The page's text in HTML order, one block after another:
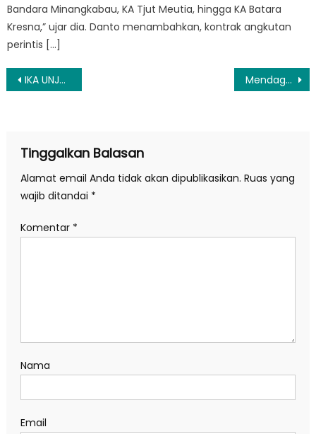
Bandara Minangkabau, KA Tjut Meutia, hingga KA Batara
Kresna,” ujar dia. Danto menambahkan, kontrak angkutan
perintis […]
Navigasi
IKA UNJ-Pemprov DKI Siapkan Kemitraan Strategis, Fokus Isu Lingkungan dan Transportasi Mendagri Tito Dorong DKPP Tingkatkan Integritas Penyelenggara Pemilu
Tinggalkan Balasan
Alamat email Anda tidak akan dipublikasikan. Ruas yang
wajib ditandai *
Komentar *
Nama
Email